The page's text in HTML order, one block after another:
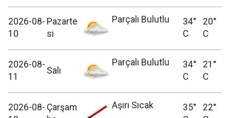
2026-08-
10
Pazarte
si
Parçalı Bulutlu
34°
C
20°
C
2026-08-
11
Salı
Parçalı Bulutlu
34°
C
21°
C
2026-08- Çarşam
Aşırı Sıcak
35°
22°